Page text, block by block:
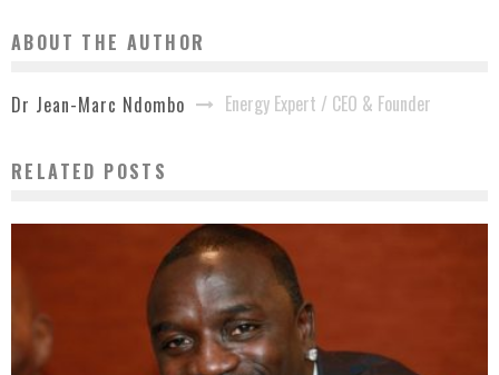
ABOUT THE AUTHOR
Dr Jean-Marc Ndombo Energy Expert / CEO & Founder
RELATED POSTS